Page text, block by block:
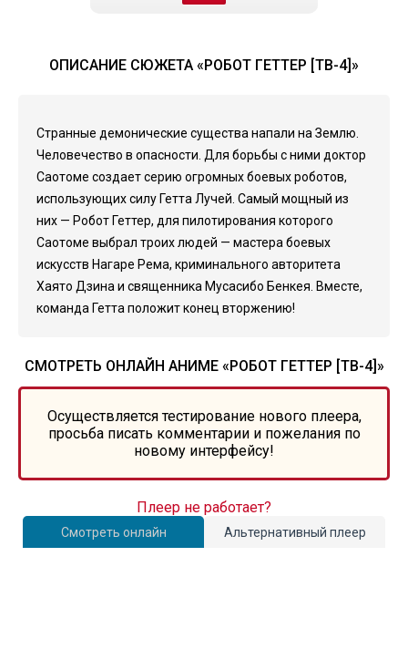
ОПИСАНИЕ СЮЖЕТА «РОБОТ ГЕТТЕР [ТВ-4]»
Странные демонические существа напали на Землю.
Человечество в опасности. Для борьбы с ними доктор
Саотоме создает серию огромных боевых роботов,
использующих силу Гетта Лучей. Самый мощный из
них — Робот Геттер, для пилотирования которого
Саотоме выбрал троих людей — мастера боевых
искусств Нагаре Рема, криминального авторитета
Хаято Дзина и священника Мусасибо Бенкея. Вместе,
команда Гетта положит конец вторжению!
СМОТРЕТЬ ОНЛАЙН АНИМЕ «РОБОТ ГЕТТЕР [ТВ-4]»
Осуществляется тестирование нового плеера,
просьба писать комментарии и пожелания по
новому интерфейсу!
Смотреть онлайн Альтернативный плеер
Плеер не работает?